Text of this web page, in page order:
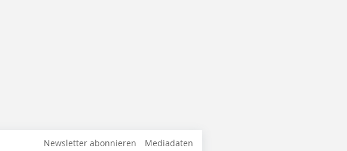
Newsletter abonnieren Mediadaten